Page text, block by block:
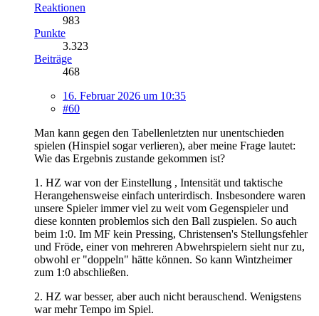
Reaktionen
983
Punkte
3.323
Beiträge
468
16. Februar 2026 um 10:35
#60
Man kann gegen den Tabellenletzten nur unentschieden
spielen (Hinspiel sogar verlieren), aber meine Frage lautet:
Wie das Ergebnis zustande gekommen ist?
1. HZ war von der Einstellung , Intensität und taktische
Herangehensweise einfach unterirdisch. Insbesondere waren
unsere Spieler immer viel zu weit vom Gegenspieler und
diese konnten problemlos sich den Ball zuspielen. So auch
beim 1:0. Im MF kein Pressing, Christensen's Stellungsfehler
und Fröde, einer von mehreren Abwehrspielern sieht nur zu,
obwohl er "doppeln" hätte können. So kann Wintzheimer
zum 1:0 abschließen.
2. HZ war besser, aber auch nicht berauschend. Wenigstens
war mehr Tempo im Spiel.